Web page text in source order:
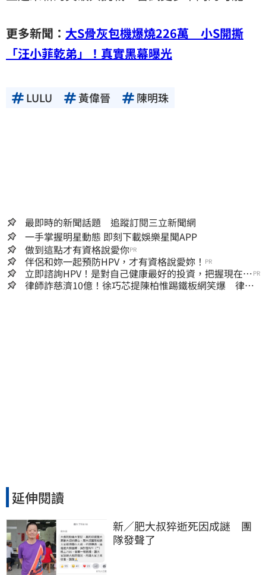
更多新聞： 大S骨灰包機爆燒226萬 小S開撕
「汪小菲乾弟」！真實黑幕曝光
LULU 黃偉晉 陳明珠
最即時的新聞話題 追蹤訂閱三立新聞網
一手掌握明星動態 即刻下載娛樂星聞APP
做到這點才有資格說愛你PR
伴侶和妳一起預防HPV，才有資格說愛妳！ PR
立即諮詢HPV！是對自己健康最好的投資，把握現在不
嫌晚！
PR
律師詐慈濟10億！徐巧芯提陳柏惟踢鐵板網笑爆 律師
延伸閱讀
新／肥大叔猝逝死因成謎　團
隊發聲了